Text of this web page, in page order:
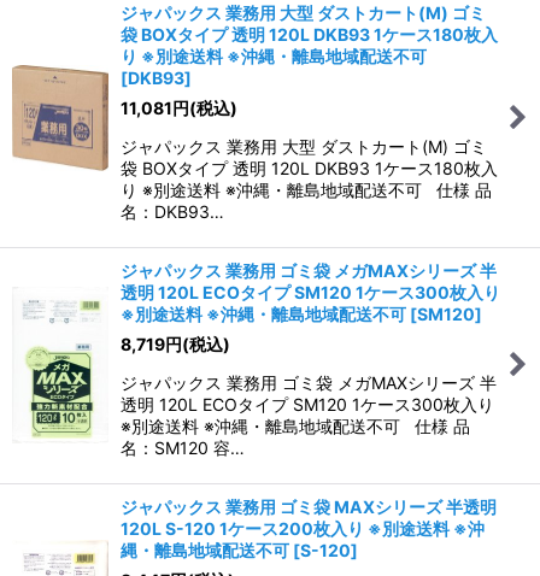
ジャパックス 業務用 大型 ダストカート(M) ゴミ
袋 BOXタイプ 透明 120L DKB93 1ケース180枚入
り ※別途送料 ※沖縄・離島地域配送不可
[DKB93]
11,081円(税込)
ジャパックス 業務用 大型 ダストカート(M) ゴミ
袋 BOXタイプ 透明 120L DKB93 1ケース180枚入
り ※別途送料 ※沖縄・離島地域配送不可 仕様 品
名：DKB93…
ジャパックス 業務用 ゴミ袋 メガMAXシリーズ 半
透明 120L ECOタイプ SM120 1ケース300枚入り
※別途送料 ※沖縄・離島地域配送不可 [SM120]
8,719円(税込)
ジャパックス 業務用 ゴミ袋 メガMAXシリーズ 半
透明 120L ECOタイプ SM120 1ケース300枚入り
※別途送料 ※沖縄・離島地域配送不可 仕様 品
名：SM120 容…
ジャパックス 業務用 ゴミ袋 MAXシリーズ 半透明
120L S-120 1ケース200枚入り ※別途送料 ※沖
縄・離島地域配送不可 [S-120]